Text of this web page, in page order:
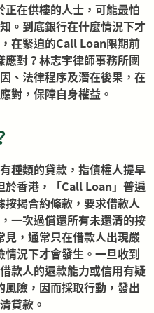
在供樓的人士，可能最怕
。到底銀行在什麼情況下才
在緊迫的Call Loan限期前
對？林志宇律師事務所團
、法律程序及潛在後果，在
對，保障自身權益。
種類的貸款，指債權人提早
於香港，「Call Loan」普遍
揭合約條款，要求借款人
一次過償還所有未還清的按
，通常只在借款人出現嚴
況下才會發生。一旦收到
款人的還款能力或信用有疑
險，因而採取行動，發出
貸款。